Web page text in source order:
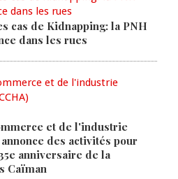
cas de Kidnapping: la PNH
dans les rues
et de l'industrie
des activités pour
anniversaire de la
Caïman